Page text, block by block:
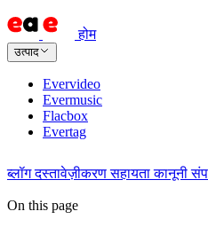
होम
उत्पाद
Evervideo
Evermusic
Flacbox
Evertag
ब्लॉग दस्तावेज़ीकरण सहायता कानूनी
On this page